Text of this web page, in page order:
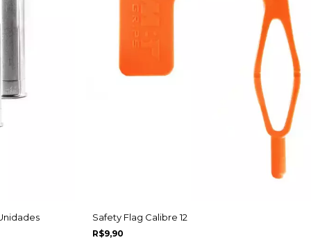
Safety Flag Calibre 12
R$9,90